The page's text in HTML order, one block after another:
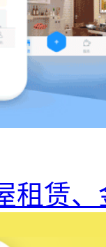
租赁